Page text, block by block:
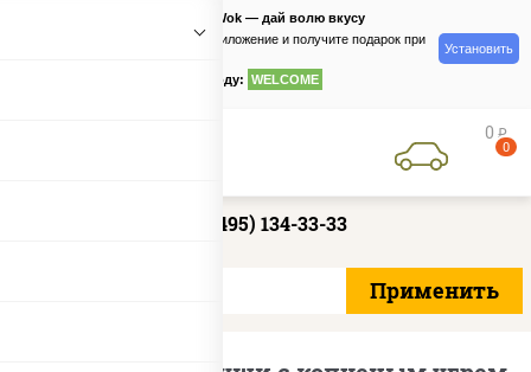
PizzaSushiWok — дай волю вкусу
Скачайте приложение и получите подарок при
по промокоду: WELCOME
Установить
0 руб
0
+7 (495) 134-33-33